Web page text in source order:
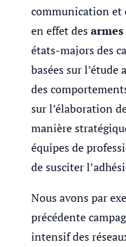
communication et
en effet desarmes
états-majors des
basées sur
des
sur l’élaboration
manière
équipes de
de susciter
Nous avons par
précédente
intensif des